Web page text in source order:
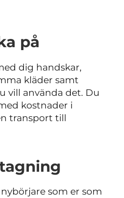
på
dig handskar,
kläder samt
vill använda det. Du
kostnader i
transport till
som er som